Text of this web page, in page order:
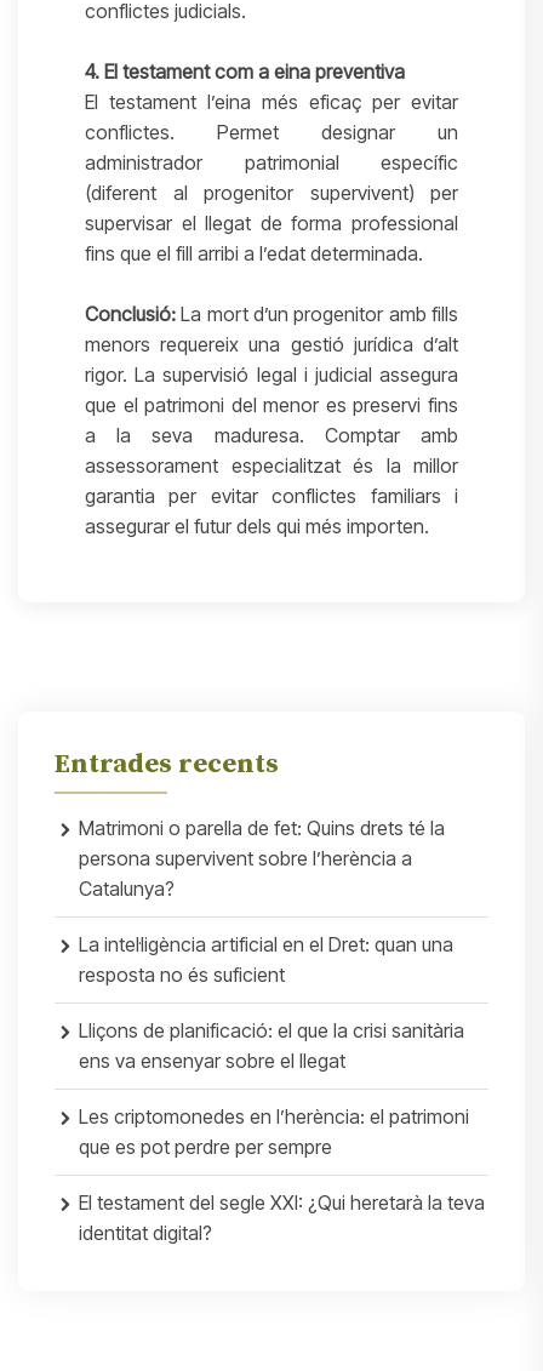
conflictes judicials.
4. El testament com a eina preventiva
El testament l’eina més eficaç per evitar
conflictes. Permet designar un
administrador patrimonial específic
(diferent al progenitor supervivent) per
supervisar el llegat de forma professional
fins que el fill arribi a l’edat determinada.
Conclusió: La mort d’un progenitor amb fills
menors requereix una gestió jurídica d’alt
rigor. La supervisió legal i judicial assegura
que el patrimoni del menor es preservi fins
a la seva maduresa. Comptar amb
assessorament especialitzat és la millor
garantia per evitar conflictes familiars i
assegurar el futur dels qui més importen.
Entrades recents
Matrimoni o parella de fet: Quins drets té la
persona supervivent sobre l’herència a
Catalunya?
La intel·ligència artificial en el Dret: quan una
resposta no és suficient
Lliçons de planificació: el que la crisi sanitària
ens va ensenyar sobre el llegat
Les criptomonedes en l’herència: el patrimoni
que es pot perdre per sempre
El testament del segle XXI: ¿Qui heretarà la teva
identitat digital?